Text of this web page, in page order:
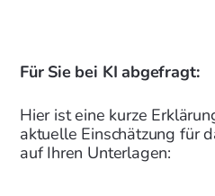
Für Sie bei KI abgefragt:
Hier ist eine kurze
aktuelle Einschätzung für
auf Ihren Unterlagen: